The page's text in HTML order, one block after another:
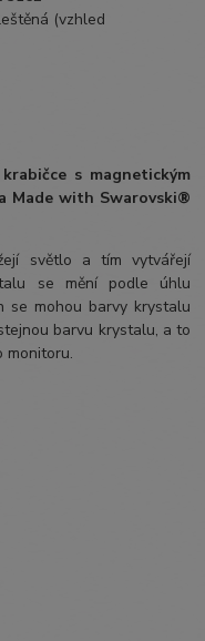
(vzhled
s magnetickým
Made with Swarovski®
světlo a tím vytvářejí
se mění podle úhlu
se mohou barvy krystalu
barvu krystalu, a to
monitoru.